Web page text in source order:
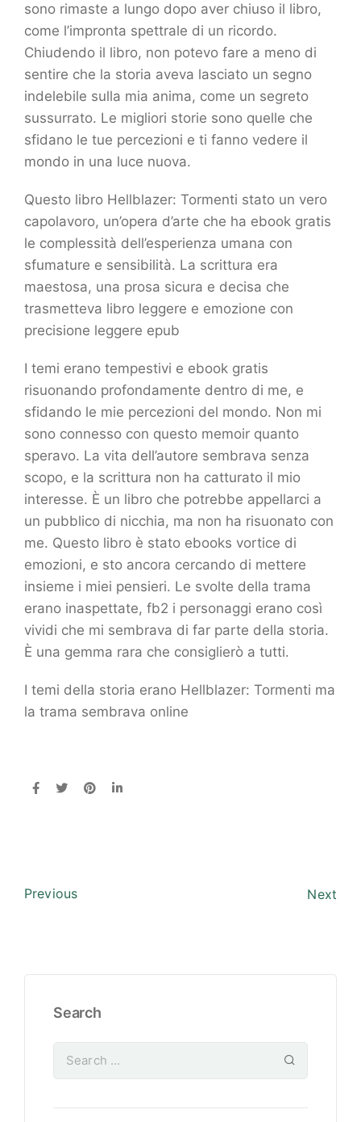
sono rimaste a lungo dopo aver chiuso il libro,
come l’impronta spettrale di un ricordo.
Chiudendo il libro, non potevo fare a meno di
sentire che la storia aveva lasciato un segno
indelebile sulla mia anima, come un segreto
sussurrato. Le migliori storie sono quelle che
sfidano le tue percezioni e ti fanno vedere il
mondo in una luce nuova.
Questo libro Hellblazer: Tormenti stato un vero
capolavoro, un’opera d’arte che ha ebook gratis
le complessità dell’esperienza umana con
sfumature e sensibilità. La scrittura era
maestosa, una prosa sicura e decisa che
trasmetteva libro leggere e emozione con
precisione leggere epub
I temi erano tempestivi e ebook gratis
risuonando profondamente dentro di me, e
sfidando le mie percezioni del mondo. Non mi
sono connesso con questo memoir quanto
speravo. La vita dell’autore sembrava senza
scopo, e la scrittura non ha catturato il mio
interesse. È un libro che potrebbe appellarci a
un pubblico di nicchia, ma non ha risuonato con
me. Questo libro è stato ebooks vortice di
emozioni, e sto ancora cercando di mettere
insieme i miei pensieri. Le svolte della trama
erano inaspettate, fb2 i personaggi erano così
vividi che mi sembrava di far parte della storia.
È una gemma rara che consiglierò a tutti.
I temi della storia erano Hellblazer: Tormenti ma
la trama sembrava online
Previous Next
Search